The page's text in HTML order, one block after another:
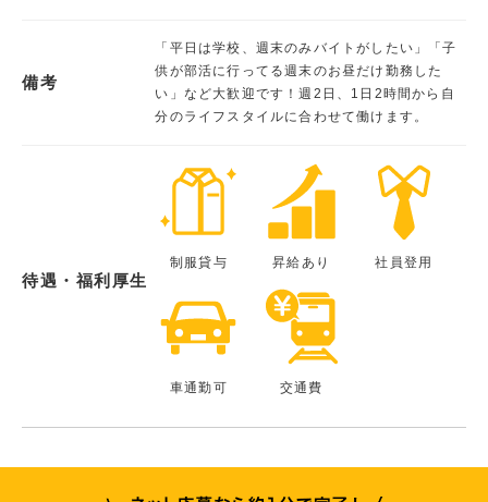
備考
「平日は学校、週末のみバイトがしたい」「子
供が部活に行ってる週末のお昼だけ勤務した
い」など大歓迎です！週2日、1日2時間から自
分のライフスタイルに合わせて働けます。
待遇・福利厚生
制服貸与 昇給あり 社員登用
車通勤可 交通費